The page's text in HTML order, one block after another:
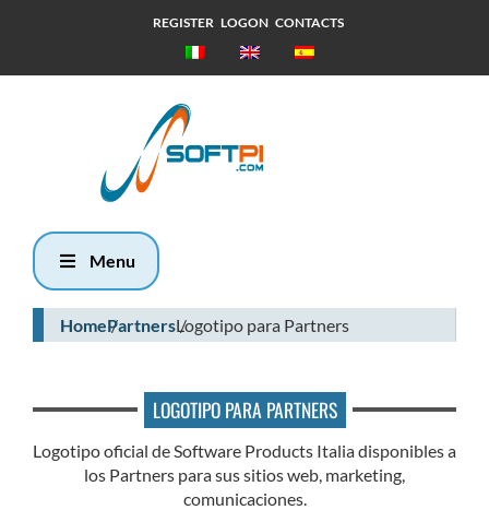
REGISTER LOGON CONTACTS
Menu
HomePartnersLogotipo para Partners
LOGOTIPO PARA PARTNERS
Logotipo oficial de Software Products Italia disponibles a
los Partners para sus sitios web, marketing,
comunicaciones.